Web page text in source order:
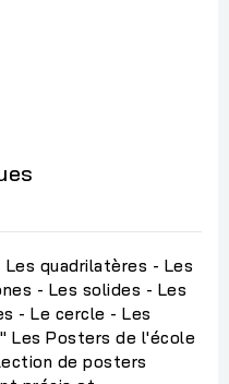
quadrilatères - Les
- Les solides - Les
- Le cercle - Les
Les Posters de l'école
de posters